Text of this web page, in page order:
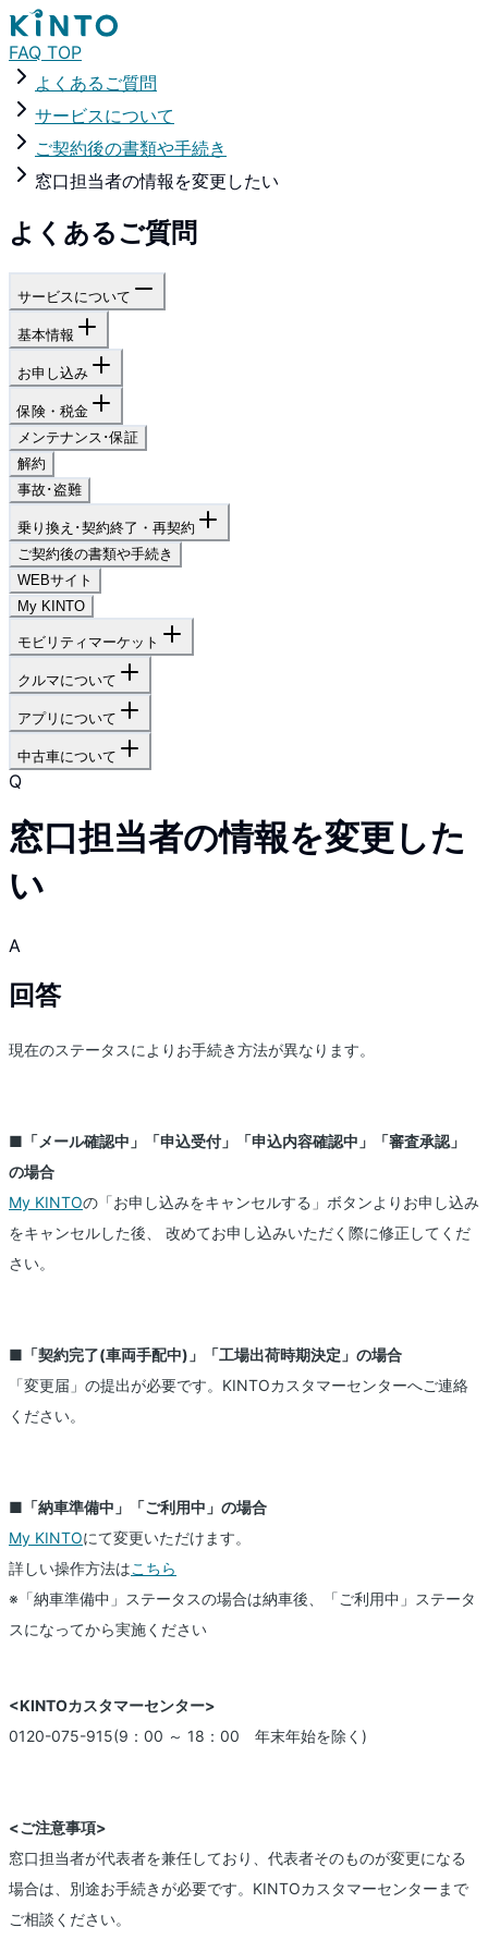
FAQ TOP
よくあるご質問
サービスについて
ご契約後の書類や手続き
窓口担当者の情報を変更したい
よくあるご質問
サービスについて
基本情報
お申し込み
保険・税金
メンテナンス･保証
解約
事故･盗難
乗り換え･契約終了・再契約
ご契約後の書類や手続き
WEBサイト
My KINTO
モビリティマーケット
クルマについて
アプリについて
中古車について
Q
窓口担当者の情報を変更した
い
A
回答
現在のステータスによりお手続き方法が異なります。
■「メール確認中」「申込受付」「申込内容確認中」「審査承認」
の場合
My KINTOの「お申し込みをキャンセルする」ボタンよりお申し込み
をキャンセルした後、 改めてお申し込みいただく際に修正してくだ
さい。
■「契約完了(車両手配中)」「工場出荷時期決定」の場合
「変更届」の提出が必要です。KINTOカスタマーセンターへご連絡
ください。
■「納車準備中」「ご利用中」の場合
My KINTOにて変更いただけます。
詳しい操作方法はこちら
※「納車準備中」ステータスの場合は納車後、「ご利用中」ステータ
スになってから実施ください
<KINTOカスタマーセンター>
0120-075-915(9：00 ～ 18：00 年末年始を除く)
<ご注意事項>
窓口担当者が代表者を兼任しており、代表者そのものが変更になる
場合は、別途お手続きが必要です。KINTOカスタマーセンターまで
ご相談ください。